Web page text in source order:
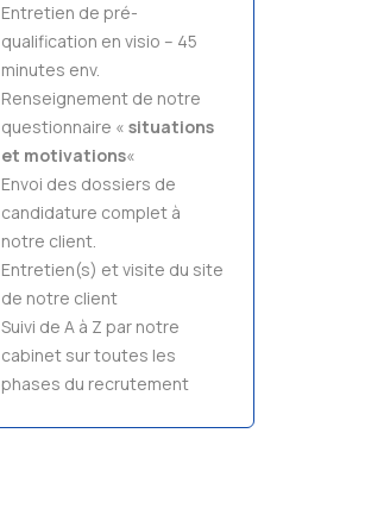
Entretien de pré-
qualification en visio – 45
minutes env.
Renseignement de notre
questionnaire «situations
et motivations«
Envoi des dossiers de
candidature complet à
notre client.
Entretien(s) et visite du site
de notre client
Suivi de A à Z par notre
cabinet sur toutes les
phases du recrutement